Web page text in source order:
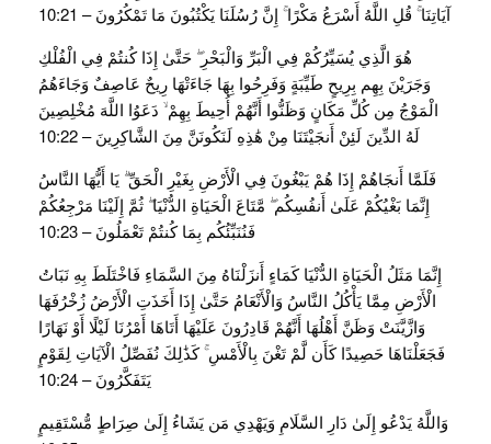
آيَاتِنَا ۚ قُلِ اللَّهُ أَسْرَعُ مَكْرًا ۚ إِنَّ رُسُلَنَا يَكْتُبُونَ مَا تَمْكُرُونَ – 10:21
هُوَ الَّذِي يُسَيِّرُكُمْ فِي الْبَرِّ وَالْبَحْرِ ۖ حَتَّىٰ إِذَا كُنتُمْ فِي الْفُلْكِ
وَجَرَيْنَ بِهِم بِرِيحٍ طَيِّبَةٍ وَفَرِحُوا بِهَا جَاءَتْهَا رِيحٌ عَاصِفٌ وَجَاءَهُمُ
الْمَوْجُ مِن كُلِّ مَكَانٍ وَظَنُّوا أَنَّهُمْ أُحِيطَ بِهِمْ ۙ دَعَوُا اللَّهَ مُخْلِصِينَ
لَهُ الدِّينَ لَئِنْ أَنجَيْتَنَا مِنْ هَٰذِهِ لَنَكُونَنَّ مِنَ الشَّاكِرِينَ – 10:22
فَلَمَّا أَنجَاهُمْ إِذَا هُمْ يَبْغُونَ فِي الْأَرْضِ بِغَيْرِ الْحَقِّ ۗ يَا أَيُّهَا النَّاسُ
إِنَّمَا بَغْيُكُمْ عَلَىٰ أَنفُسِكُم ۖ مَّتَاعَ الْحَيَاةِ الدُّنْيَا ۖ ثُمَّ إِلَيْنَا مَرْجِعُكُمْ
فَنُنَبِّئُكُم بِمَا كُنتُمْ تَعْمَلُونَ – 10:23
إِنَّمَا مَثَلُ الْحَيَاةِ الدُّنْيَا كَمَاءٍ أَنزَلْنَاهُ مِنَ السَّمَاءِ فَاخْتَلَطَ بِهِ نَبَاتُ
الْأَرْضِ مِمَّا يَأْكُلُ النَّاسُ وَالْأَنْعَامُ حَتَّىٰ إِذَا أَخَذَتِ الْأَرْضُ زُخْرُفَهَا
وَازَّيَّنَتْ وَظَنَّ أَهْلُهَا أَنَّهُمْ قَادِرُونَ عَلَيْهَا أَتَاهَا أَمْرُنَا لَيْلًا أَوْ نَهَارًا
فَجَعَلْنَاهَا حَصِيدًا كَأَن لَّمْ تَغْنَ بِالْأَمْسِ ۚ كَذَٰلِكَ نُفَصِّلُ الْآيَاتِ لِقَوْمٍ
يَتَفَكَّرُونَ – 10:24
وَاللَّهُ يَدْعُو إِلَىٰ دَارِ السَّلَامِ وَيَهْدِي مَن يَشَاءُ إِلَىٰ صِرَاطٍ مُّسْتَقِيمٍ